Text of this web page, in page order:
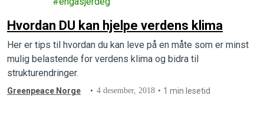
Hvordan DU kan hjelpe verdens klima
Her er tips til hvordan du kan leve på en måte som er minst
mulig belastende for verdens klima og bidra til
strukturendringer.
Greenpeace Norge 4 desember, 2018 1 min lesetid